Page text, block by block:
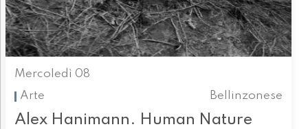
Mercoledì 08
Arte
Bellinzonese
Alex Hanimann. Human Nature